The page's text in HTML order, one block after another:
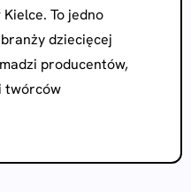
To jedno
dziecięcej
producentów,
twórców